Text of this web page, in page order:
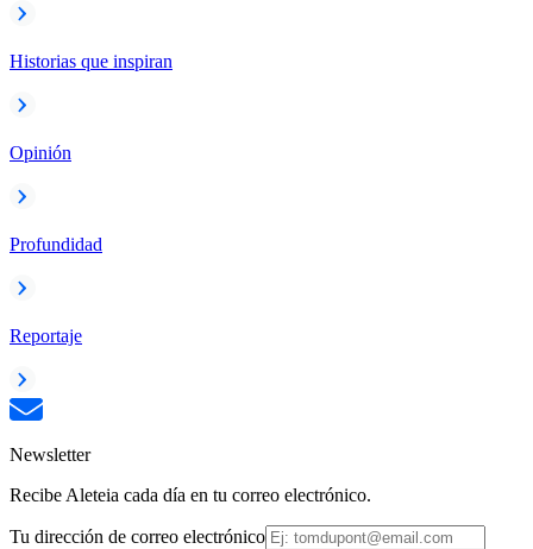
Historias que inspiran
Opinión
Profundidad
Reportaje
Newsletter
Recibe Aleteia cada día en tu correo electrónico.
Tu dirección de correo electrónico